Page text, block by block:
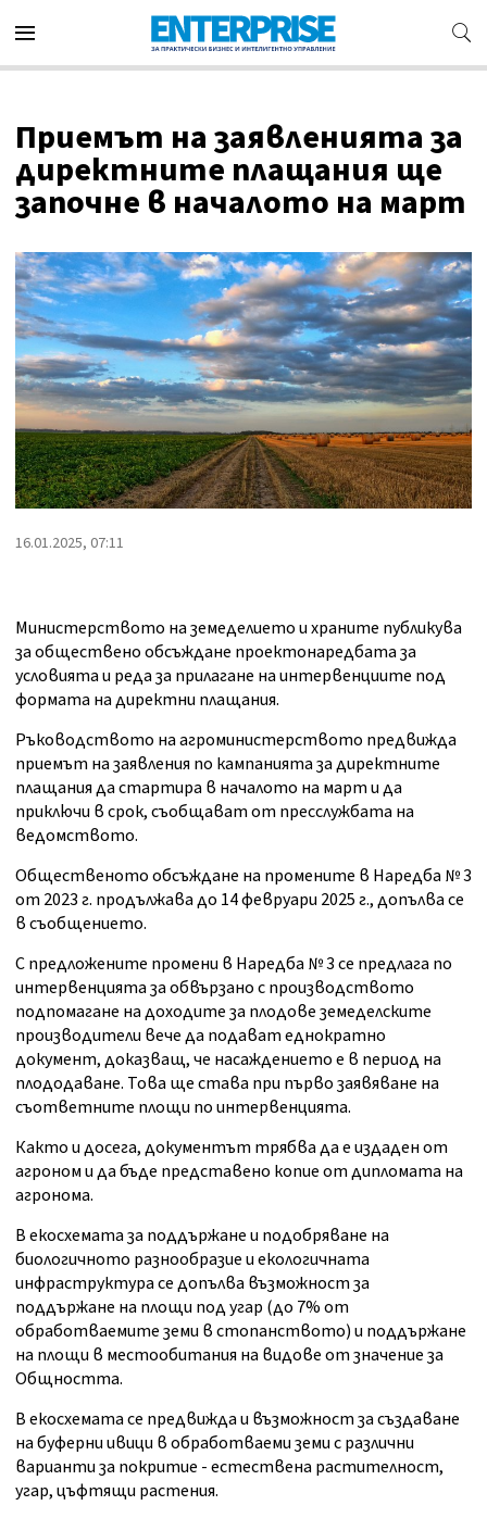
Приемът на заявленията за
директните плащания ще
започне в началото на март
16.01.2025, 07:11
Министерството на земеделието и храните публикува
за обществено обсъждане проектонаредбата за
условията и реда за прилагане на интервенциите под
формата на директни плащания.
Ръководството на агроминистерството предвижда
приемът на заявления по кампанията за директните
плащания да стартира в началото на март и да
приключи в срок, съобщават от пресслужбата на
ведомството.
Общественото обсъждане на промените в Наредба № 3
от 2023 г. продължава до 14 февруари 2025 г., допълва се
в съобщението.
С предложените промени в Наредба № 3 се предлага по
интервенцията за обвързано с производството
подпомагане на доходите за плодове земеделските
производители вече да подават еднократно
документ, доказващ, че насаждението е в период на
плододаване. Това ще става при първо заявяване на
съответните площи по интервенцията.
Както и досега, документът трябва да е издаден от
агроном и да бъде представено копие от дипломата на
агронома.
В екосхемата за поддържане и подобряване на
биологичното разнообразие и екологичната
инфраструктура се допълва възможност за
поддържане на площи под угар (до 7% от
обработваемите земи в стопанството) и поддържане
на площи в местообитания на видове от значение за
Общността.
В екосхемата се предвижда и възможност за създаване
на буферни ивици в обработваеми земи с различни
варианти за покритие - естествена растителност,
угар, цъфтящи растения.